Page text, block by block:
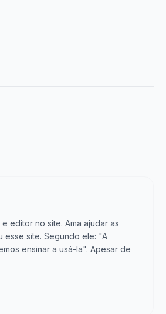
editor no site. Ama ajudar as
esse site. Segundo ele: "A
ensinar a usá-la". Apesar de